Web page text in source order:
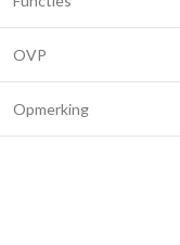
OVP
Opmerking